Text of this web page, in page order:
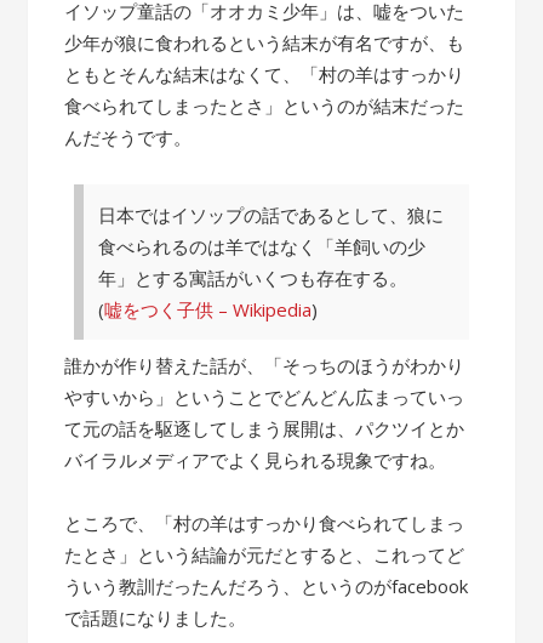
話”
イソップ童話の「オオカミ少年」は、嘘をついた
少年が狼に食われるという結末が有名ですが、も
ともとそんな結末はなくて、「村の羊はすっかり
食べられてしまったとさ」というのが結末だった
んだそうです。
日本ではイソップの話であるとして、狼に
食べられるのは羊ではなく「羊飼いの少
年」とする寓話がいくつも存在する。
(嘘をつく子供 – Wikipedia)
誰かが作り替えた話が、「そっちのほうがわかり
やすいから」ということでどんどん広まっていっ
て元の話を駆逐してしまう展開は、パクツイとか
バイラルメディアでよく見られる現象ですね。
ところで、「村の羊はすっかり食べられてしまっ
たとさ」という結論が元だとすると、これってど
ういう教訓だったんだろう、というのがfacebook
で話題になりました。